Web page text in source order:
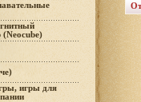
(Neocube)
игры для